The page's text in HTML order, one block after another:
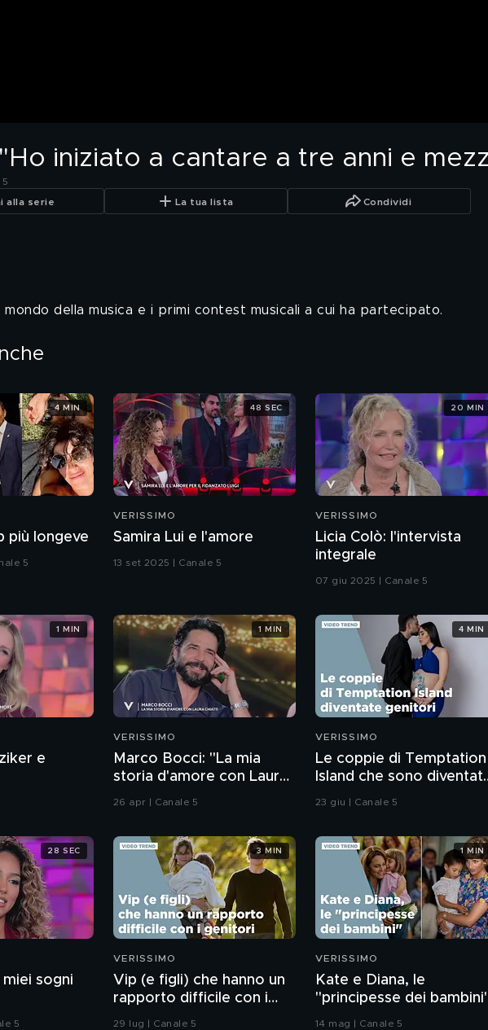
iniziato a cantare a tre anni e
5
alla serie La tua lista Condividi
della musica e i primi contest musicali a cui ha partecipato.
più longeve
5
4 MIN
VERISSIMO
Samira Lui e l'amore
13 set 2025 | Canale 5
48 SEC
VERISSIMO
Licia Colò: l'intervista
integrale
07 giu 2025 | Canale 5
20 MIN
e
1 MIN
VERISSIMO
Marco Bocci: "La mia
storia d'amore con Laura
Chiatti"
26 apr | Canale 5
1 MIN
VERISSIMO
Le coppie di Temptation
Island che sono
genitori
23 giu | Canale 5
4 MIN
miei sogni
5
28 SEC
VERISSIMO
Vip (e figli) che hanno un
rapporto difficile con i
genitori
29 lug | Canale 5
3 MIN
VERISSIMO
Kate e Diana, le
"principesse dei
14 mag | Canale 5
1 MIN